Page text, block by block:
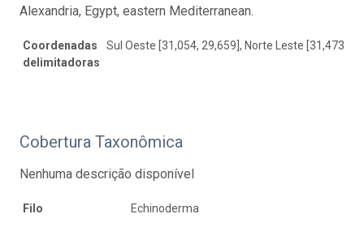
Alexandria, Egypt, eastern Mediterranean.
Coordenadas
delimitadoras
Sul Oeste [31,054, 29,659], Norte Leste [31,473,
Cobertura Taxonômica
Nenhuma descrição disponível
Filo Echinoderma